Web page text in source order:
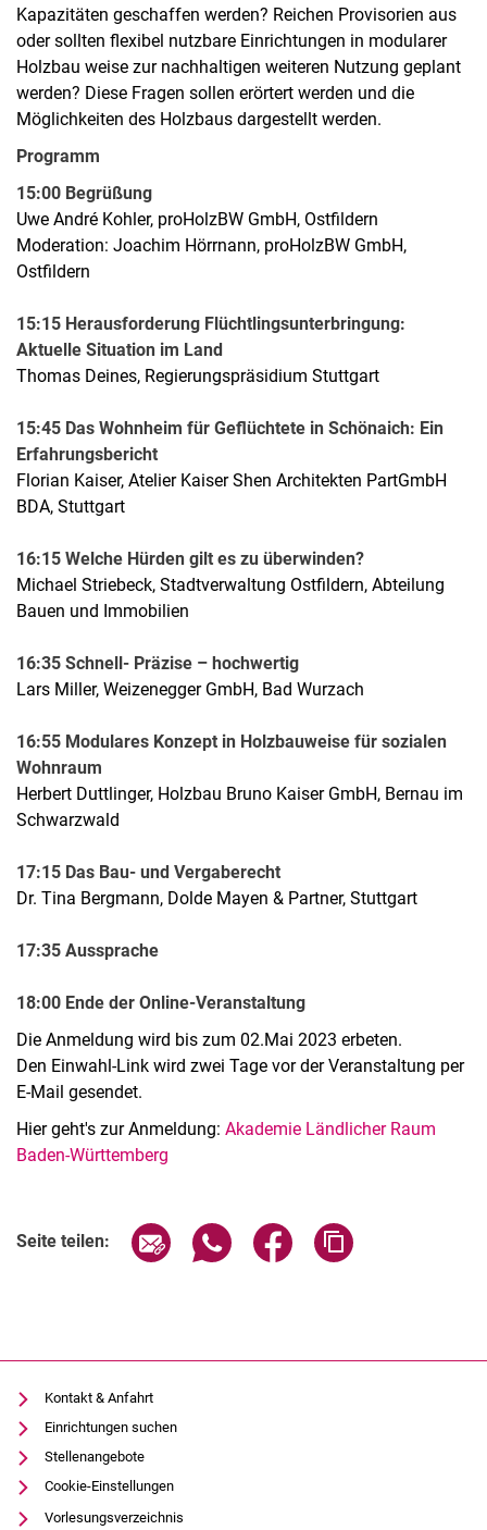
Webseite R:ein
Kapazitäten geschaffen werden? Reichen Provisorien aus
oder sollten flexibel nutzbare Einrichtungen in modularer
Holzbau­ weise zur nachhaltigen weiteren Nutzung geplant
werden? Diese Fragen sollen erörtert werden und die
Möglichkeiten des Holzbaus dargestellt werden.
Programm
15:00 Begrüßung
Uwe André Kohler, proHolzBW GmbH, Ostfildern
Moderation: Joachim Hörrnann, proHolzBW GmbH,
Ostfildern
15:15 Herausforderung Flüchtlingsunterbringung:
Aktuelle Situation im Land
Thomas Deines, Regierungspräsidium Stuttgart
15:45 Das Wohnheim für Geflüchtete in Schönaich: Ein
Erfahrungsbericht
Florian Kaiser, Atelier Kaiser Shen Architekten PartGmbH
BDA, Stuttgart
16:15 Welche Hürden gilt es zu überwinden?
Michael Striebeck, Stadtverwaltung Ostfildern, Abteilung
Bauen und Immobilien
16:35 Schnell- Präzise – hochwertig
Lars Miller, Weizenegger GmbH, Bad Wurzach
16:55 Modulares Konzept in Holzbauweise für sozialen
Wohnraum
Herbert Duttlinger, Holzbau Bruno Kaiser GmbH, Bernau im
Schwarzwald
17:15 Das Bau- und Vergaberecht
Dr. Tina Bergmann, Dolde Mayen & Partner, Stuttgart
17:35 Aussprache
18:00 Ende der Online-Veranstaltung
Die Anmeldung wird bis zum 02.Mai 2023 erbeten.
Den Einwahl-Link wird zwei Tage vor der Veranstaltung per
E-Mail gesendet.
Hier geht's zur Anmeldung: Akademie Ländlicher Raum
Baden-Württemberg
Seite teilen: Seite über E-Mail teilen
Seite über WhatsApp teilen
Seite über Facebook
Kontakt & Anfahrt
Einrichtungen suchen
Stellenangebote
Cookie-Einstellungen
Vorlesungsverzeichnis